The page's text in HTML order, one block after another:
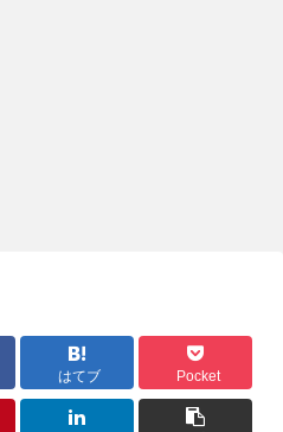
はてブ Pocket